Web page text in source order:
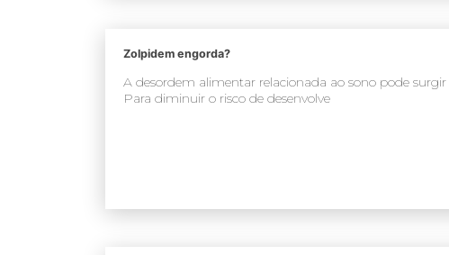
Zolpidem engorda?
A desordem alimentar relacionada ao sono pode
Para diminuir o risco de desenvolve